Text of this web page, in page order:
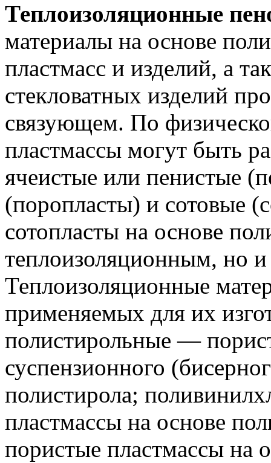
Теплоизоляционные
материалы на основе
пластмасс и изделий, а
стекловатных изделий
связующем. По
пластмассы могут быть
ячеистые или пенистые
(поропласты) и сотовые
сотопласты на основе
теплоизоляционным, но
Теплоизоляционные
применяемых для их
полистирольные —
суспензионного
полистирола;
пластмассы на основе
пористые пластмассы на